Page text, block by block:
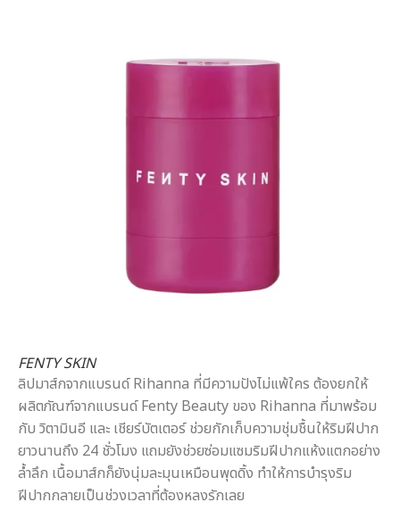
FENTY SKIN
ลิปมาส์กจากแบรนด์ Rihanna ที่มีความปังไม่แพ้ใคร ต้องยกให้
ผลิตภัณฑ์จากแบรนด์ Fenty Beauty ของ Rihanna ที่มาพร้อม
กับ วิตามินอี และ เชียร์บัตเตอร์ ช่วยกักเก็บความชุ่มชื้นให้ริมฝีปาก
ยาวนานถึง 24 ชั่วโมง แถมยังช่วยซ่อมแซมริมฝีปากแห้งแตกอย่าง
ล้ำลึก เนื้อมาส์กก็ยังนุ่มละมุนเหมือนพุดดิ้ง ทำให้การบำรุงริม
ฝีปากกลายเป็นช่วงเวลาที่ต้องหลงรักเลย